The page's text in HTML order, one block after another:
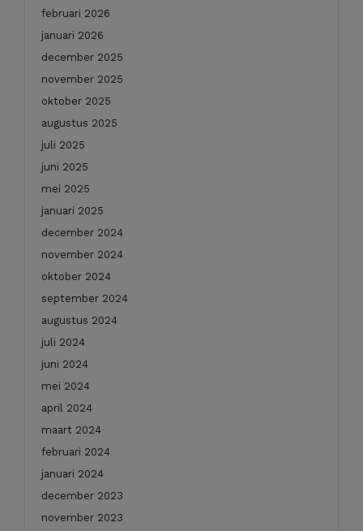
februari 2026
januari 2026
december 2025
november 2025
oktober 2025
augustus 2025
juli 2025
juni 2025
mei 2025
januari 2025
december 2024
november 2024
oktober 2024
september 2024
augustus 2024
juli 2024
juni 2024
mei 2024
april 2024
maart 2024
februari 2024
januari 2024
december 2023
november 2023